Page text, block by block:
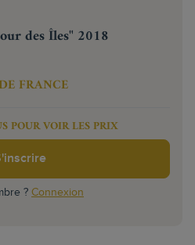
des Îles" 2018
FRANCE
POUR VOIR LES PRIX
? Connexion